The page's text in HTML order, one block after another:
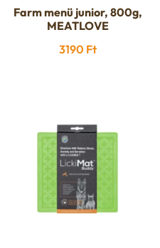
Farm menü junior, 800g,
MEATLOVE
3190 Ft